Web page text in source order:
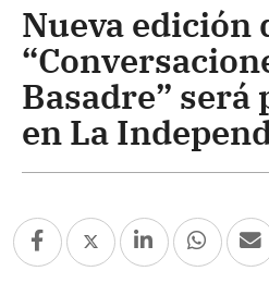
Nueva edición
Basadre” será
en La